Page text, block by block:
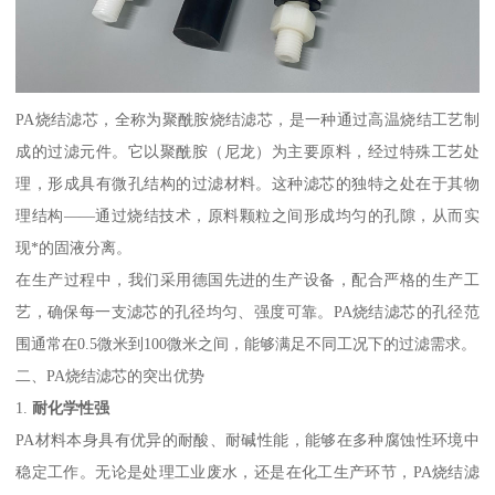
PA烧结滤芯，全称为聚酰胺烧结滤芯，是一种通过高温烧结工艺制
成的过滤元件。它以聚酰胺（尼龙）为主要原料，经过特殊工艺处
理，形成具有微孔结构的过滤材料。这种滤芯的独特之处在于其物
理结构——通过烧结技术，原料颗粒之间形成均匀的孔隙，从而实
现*的固液分离。
在生产过程中，我们采用德国先进的生产设备，配合严格的生产工
艺，确保每一支滤芯的孔径均匀、强度可靠。PA烧结滤芯的孔径范
围通常在0.5微米到100微米之间，能够满足不同工况下的过滤需求。
二、PA烧结滤芯的突出优势
1.耐化学性强
PA材料本身具有优异的耐酸、耐碱性能，能够在多种腐蚀性环境中
稳定工作。无论是处理工业废水，还是在化工生产环节，PA烧结滤